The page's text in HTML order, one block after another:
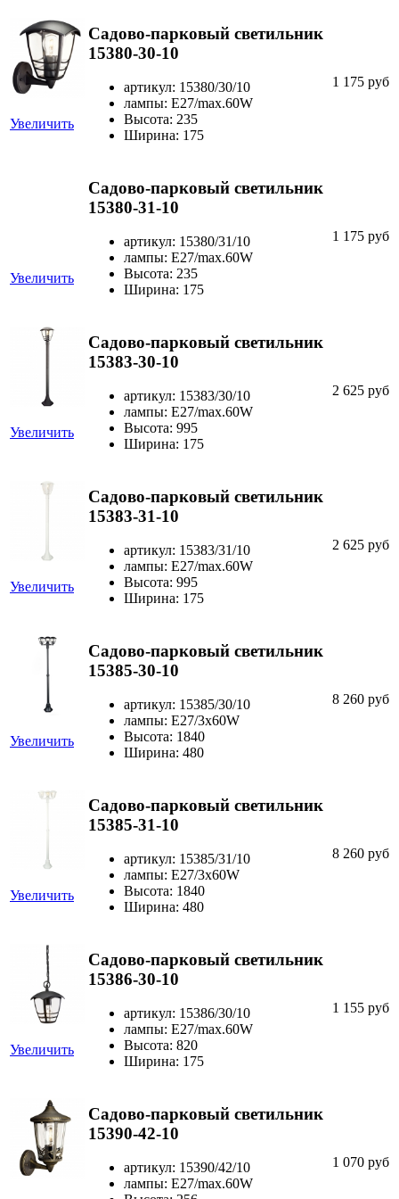
Увеличить
Садово-парковый светильник
15380-30-10
артикул: 15380/30/10
лампы: Е27/max.60W
Высота: 235
Ширина: 175
1 175 руб
Увеличить
Садово-парковый светильник
15380-31-10
артикул: 15380/31/10
лампы: Е27/max.60W
Высота: 235
Ширина: 175
1 175 руб
Увеличить
Садово-парковый светильник
15383-30-10
артикул: 15383/30/10
лампы: Е27/max.60W
Высота: 995
Ширина: 175
2 625 руб
Увеличить
Садово-парковый светильник
15383-31-10
артикул: 15383/31/10
лампы: Е27/max.60W
Высота: 995
Ширина: 175
2 625 руб
Увеличить
Садово-парковый светильник
15385-30-10
артикул: 15385/30/10
лампы: E27/3x60W
Высота: 1840
Ширина: 480
8 260 руб
Увеличить
Садово-парковый светильник
15385-31-10
артикул: 15385/31/10
лампы: E27/3x60W
Высота: 1840
Ширина: 480
8 260 руб
Увеличить
Садово-парковый светильник
15386-30-10
артикул: 15386/30/10
лампы: Е27/max.60W
Высота: 820
Ширина: 175
1 155 руб
Садово-парковый светильник
15390-42-10
артикул: 15390/42/10
лампы: Е27/max.60W
1 070 руб